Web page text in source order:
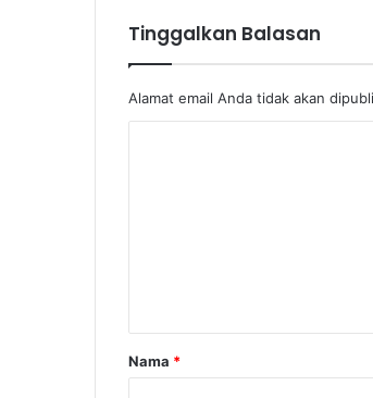
Tinggalkan Balasan
Alamat email Anda tidak akan
Nama *